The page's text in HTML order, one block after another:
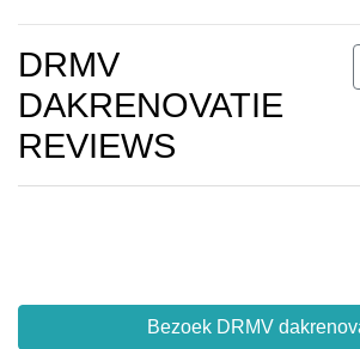
DRMV
DAKRENOVATIE
REVIEWS
Bezoek DRMV